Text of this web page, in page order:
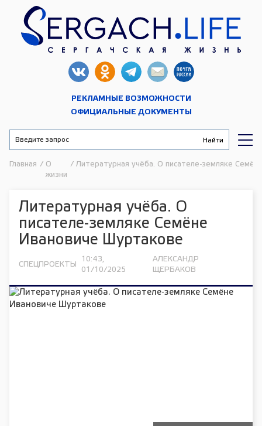
РЕКЛАМНЫЕ ВОЗМОЖНОСТИ
ОФИЦИАЛЬНЫЕ ДОКУМЕНТЫ
Главная / О
жизни
/ Литературная учёба. О писателе-земляке
Литературная учёба. О
писателе-земляке Семёне
Ивановиче Шуртакове
СПЕЦПРОЕКТЫ
10:43,
01/10/2025
АЛЕКСАНДР
ЩЕРБАКОВ